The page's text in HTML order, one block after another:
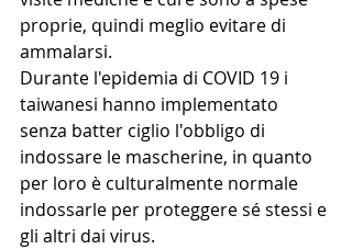
proprie, quindi meglio evitare di
ammalarsi.
Durante l'epidemia di COVID 19 i
taiwanesi hanno implementato
senza batter ciglio l'obbligo di
indossare le mascherine, in quanto
per loro è culturalmente normale
indossarle per proteggere sé stessi e
gli altri dai virus.